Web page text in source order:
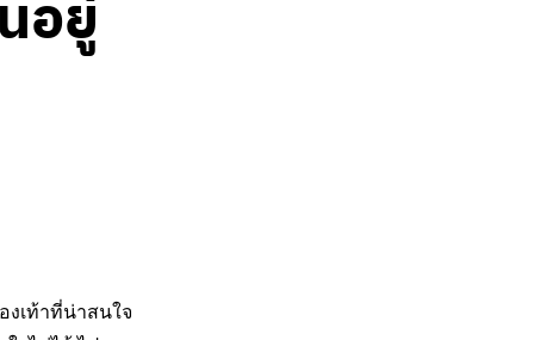
งเท้าที่น่าสนใจ